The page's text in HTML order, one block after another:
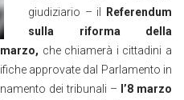
giudiziario – il
Referendum
sulla riforma della
che chiamerà i cittadini a
approvate dal Parlamento in
dei tribunali – l’8 marzo